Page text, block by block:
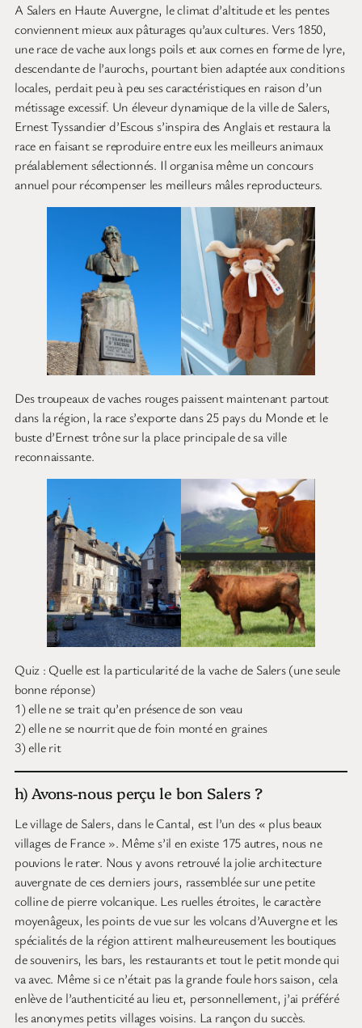
A Salers en Haute Auvergne, le climat d’altitude et les pentes
conviennent mieux aux pâturages qu’aux cultures. Vers 1850,
une race de vache aux longs poils et aux cornes en forme de lyre,
descendante de l’aurochs, pourtant bien adaptée aux conditions
locales, perdait peu à peu ses caractéristiques en raison d’un
métissage excessif. Un éleveur dynamique de la ville de Salers,
Ernest Tyssandier d’Escous s’inspira des Anglais et restaura la
race en faisant se reproduire entre eux les meilleurs animaux
préalablement sélectionnés. Il organisa même un concours
annuel pour récompenser les meilleurs mâles reproducteurs.
Des troupeaux de vaches rouges paissent maintenant partout
dans la région, la race s’exporte dans 25 pays du Monde et le
buste d’Ernest trône sur la place principale de sa ville
reconnaissante.
Quiz : Quelle est la particularité de la vache de Salers (une seule
bonne réponse)
1) elle ne se trait qu’en présence de son veau
2) elle ne se nourrit que de foin monté en graines
3) elle rit
h) Avons-nous perçu le bon Salers ?
Le village de Salers, dans le Cantal, est l’un des « plus beaux
villages de France ». Même s’il en existe 175 autres, nous ne
pouvions le rater. Nous y avons retrouvé la jolie architecture
auvergnate de ces derniers jours, rassemblée sur une petite
colline de pierre volcanique. Les ruelles étroites, le caractère
moyenâgeux, les points de vue sur les volcans d’Auvergne et les
spécialités de la région attirent malheureusement les boutiques
de souvenirs, les bars, les restaurants et tout le petit monde qui
va avec. Même si ce n’était pas la grande foule hors saison, cela
enlève de l’authenticité au lieu et, personnellement, j’ai préféré
les anonymes petits villages voisins. La rançon du succès.